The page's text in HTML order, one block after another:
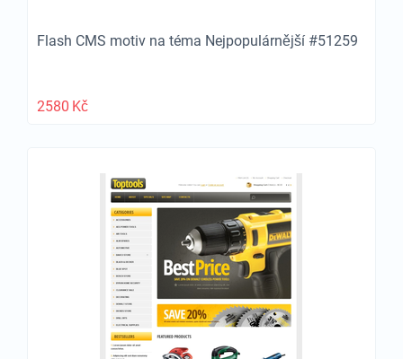
Flash CMS motiv na téma Nejpopulárnější #51259
2580 Kč